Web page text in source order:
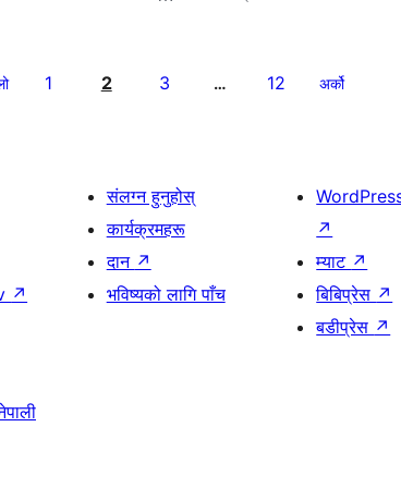
1 2 3 … 12 अर्को
↗
संलग्न हुनुहोस्
कार्यक्रमहरू
दान ↗
भविष्यको लागि पाँच
↗
म्याट ↗
बिबिप्रेस ↗
बडीप्रेस ↗